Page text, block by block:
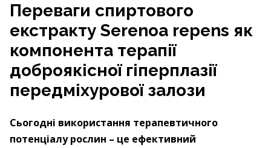
Переваги спиртового
екстракту Serenoa repens як
компонента терапії
доброякісної гіперплазії
передміхурової залози
Сьогодні використання терапевтичного
потенціалу рослин – це ефективний